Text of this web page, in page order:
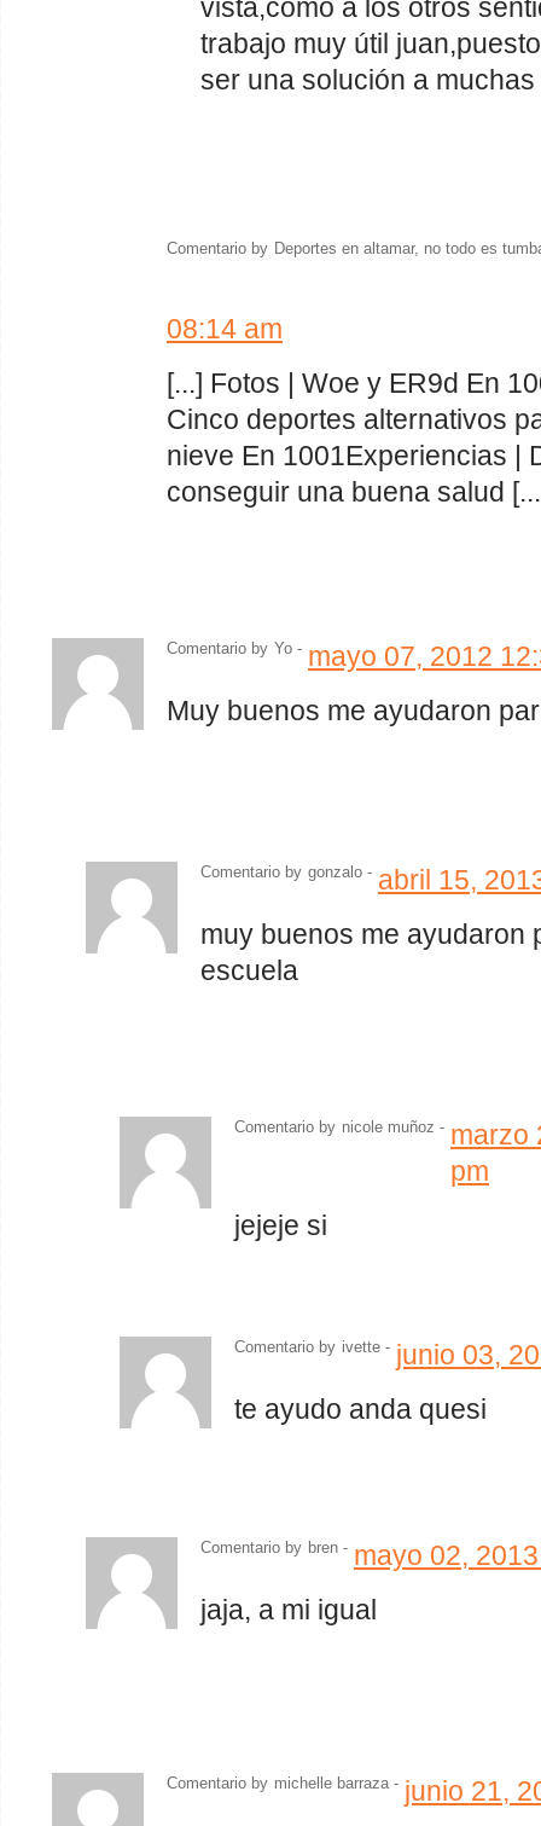
vista,como a los otros
trabajo muy útil
ser una solución a
Comentario by Deportes en altamar, no todo es
08:14 am
[...] Fotos | Woe y ER9d En
Cinco deportes alternativos
nieve En 1001Experiencias |
conseguir una buena salud
Comentario by Yo - mayo 07, 2012
Muy buenos me ayudaron
Comentario by gonzalo - abril 15,
muy buenos me ayudaron
escuela
Comentario by nicole muñoz - marzo
pm
jejeje si
Comentario by ivette - junio 03,
te ayudo anda quesi
Comentario by bren - mayo 02,
jaja, a mi igual
Comentario by michelle barraza - junio 21,